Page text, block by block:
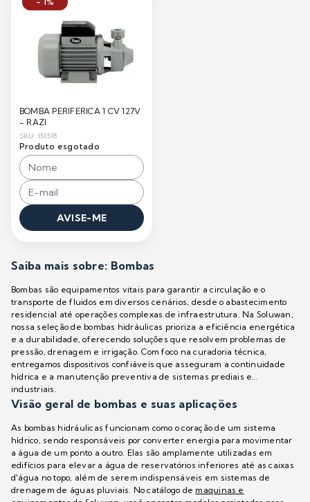
BOMBA PERIFERICA 1 CV 127V
- RAZI
SKU: 151518
Produto esgotado
AVISE-ME
Saiba mais sobre: Bombas
Bombas são equipamentos vitais para garantir a circulação e o
transporte de fluidos em diversos cenários, desde o abastecimento
residencial até operações complexas de infraestrutura. Na Soluwan,
nossa seleção de bombas hidráulicas prioriza a eficiência energética
e a durabilidade, oferecendo soluções que resolvem problemas de
pressão, drenagem e irrigação. Com foco na curadoria técnica,
entregamos dispositivos confiáveis que asseguram a continuidade
hídrica e a manutenção preventiva de sistemas prediais e
industriais.
Visão geral de bombas e suas aplicações
As bombas hidráulicas funcionam como o coração de um sistema
hídrico, sendo responsáveis por converter energia para movimentar
a água de um ponto a outro. Elas são amplamente utilizadas em
edifícios para elevar a água de reservatórios inferiores até as caixas
d'água no topo, além de serem indispensáveis em sistemas de
drenagem de águas pluviais. No catálogo de maquinas e